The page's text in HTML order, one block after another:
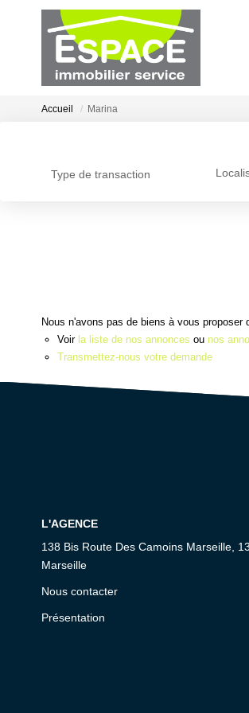
Accueil Marina
Type de transaction
Nous n'avons pas de biens à vous
Voir la liste de nos annonces ou nos
Transmettez-nous votre demande
L'AGENCE
138 Bis Route Des Camoins Marseille,
Marseille
Nous contacter
Présentation